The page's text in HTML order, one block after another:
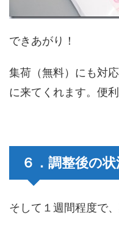
できあがり！
集荷（無料）にも対
に来てくれます。便利
６．調整後の
そして１週間程度で